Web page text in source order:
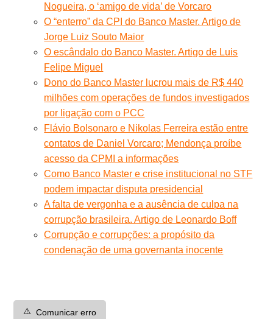
Nogueira, o ‘amigo de vida’ de Vorcaro
O “enterro” da CPI do Banco Master. Artigo de
Jorge Luiz Souto Maior
O escândalo do Banco Master. Artigo de Luis
Felipe Miguel
Dono do Banco Master lucrou mais de R$ 440
milhões com operações de fundos investigados
por ligação com o PCC
Flávio Bolsonaro e Nikolas Ferreira estão entre
contatos de Daniel Vorcaro; Mendonça proíbe
acesso da CPMI a informações
Como Banco Master e crise institucional no STF
podem impactar disputa presidencial
A falta de vergonha e a ausência de culpa na
corrupção brasileira. Artigo de Leonardo Boff
Corrupção e corrupções: a propósito da
condenação de uma governanta inocente
⚠️ Comunicar erro